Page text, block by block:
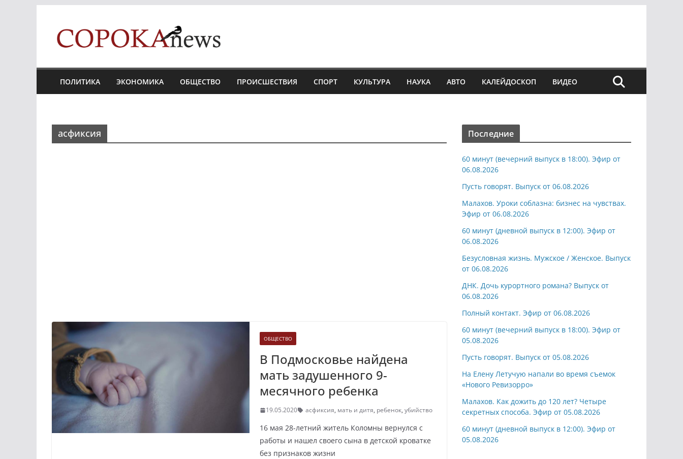
content
ПОЛИТИКА ЭКОНОМИКА ОБЩЕСТВО ПРОИСШЕСТВИЯ СПОРТ КУЛЬТУРА НАУКА АВТО КАЛЕЙДОСКОП ВИДЕО
асфиксия
ОБЩЕСТВО
В Подмосковье найдена
мать задушенного 9-
месячного ребенка
19.05.2020 асфиксия, мать и дитя, ребенок, убийство
16 мая 28-летний житель Коломны вернулся с
работы и нашел своего сына в детской кроватке
без признаков жизни
Последние
60 минут (вечерний выпуск в 18:00). Эфир от
06.08.2026
Пусть говорят. Выпуск от 06.08.2026
Малахов. Уроки соблазна: бизнес на чувствах.
Эфир от 06.08.2026
60 минут (дневной выпуск в 12:00). Эфир от
06.08.2026
Безусловная жизнь. Мужское / Женское. Выпуск
от 06.08.2026
ДНК. Дочь курортного романа? Выпуск от
06.08.2026
Полный контакт. Эфир от 06.08.2026
60 минут (вечерний выпуск в 18:00). Эфир от
05.08.2026
Пусть говорят. Выпуск от 05.08.2026
На Елену Летучую напали во время съемок
«Нового Ревизорро»
Малахов. Как дожить до 120 лет? Четыре
секретных способа. Эфир от 05.08.2026
60 минут (дневной выпуск в 12:00). Эфир от
05.08.2026